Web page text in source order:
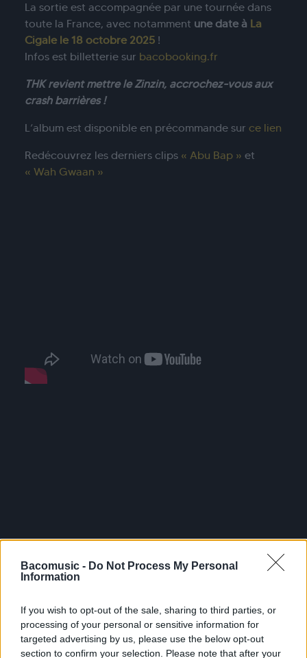
Bacomusic - Do Not Process My Personal
Information
If you wish to opt-out of the sale, sharing to third parties, or
processing of your personal or sensitive information for
targeted advertising by us, please use the below opt-out
section to confirm your selection. Please note that after your
La sortie est accompagnée par une tournée dans
toute la France, avec notamment une date à La
Cigale le 18 octobre 2025!
Infos est billetterie sur bacobooking.fr
THK revient mettre le Zinzin, accrochez-vous aux
crash barrières !
L’album est disponible en précommande sur ce lien
Redécouvrez les derniers clips « Abu Bap » et
« Wah Gwaan »